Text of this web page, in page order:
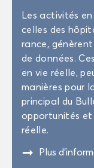
Les ac­ti­vi­tés
celles des
rance,
de don­nées.
en vie réelle,
ma­nières pour
prin­ci­pal du
op­por­tu­ni­tés et
réelle.
" Plus